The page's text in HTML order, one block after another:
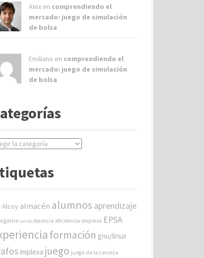
Alex en comprendiendo el
mercado: juego de simulación
de bolsa
Emiliano en comprendiendo el
mercado: juego de simulación
de bolsa
Alcoy almacén alumnos aprendizaje
curso docencia eficiencia empresa EPSA
formación gnu/linux
implexa juego juego de la cerveza